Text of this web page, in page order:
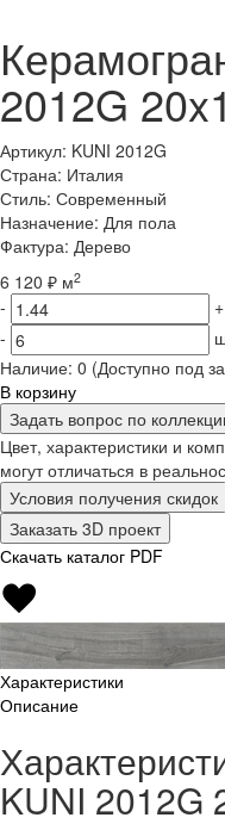
2012G
Артикул: KUNI 2012G
Страна: Италия
Стиль: Современный
Назначение: Для пола
Фактура: Дерево
6 120 ₽ м2
- +
-
Наличие: 0 (Доступно под
В корзину
Задать вопрос по
Цвет, характеристики и
могут отличаться в
Условия получения скидок
Заказать 3D проект
Скачать каталог PDF
Характеристики
Описание
KUNI 2012G